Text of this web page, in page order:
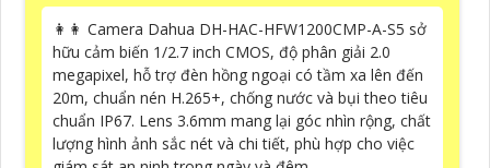
️👩‍👩 Camera Dahua DH-HAC-HFW1200CMP-A-S5 sở
hữu cảm biến 1/2.7 inch CMOS, độ phân giải 2.0
megapixel, hỗ trợ đèn hồng ngoại có tầm xa lên đến
20m, chuẩn nén H.265+, chống nước và bụi theo tiêu
chuẩn IP67. Lens 3.6mm mang lại góc nhìn rộng, chất
lượng hình ảnh sắc nét và chi tiết, phù hợp cho việc